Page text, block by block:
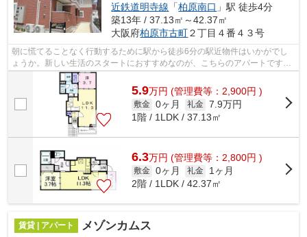
近鉄道明寺線 「柏原南口 」駅 徒歩4分
築13年 / 37.13㎡～42.37㎡
大阪府柏原市古町２丁目４番４３号
朝に慌てることなく行動するために駅から徒歩6分の駅近物件はいかがでし
ょうか。新しい生活のスタートにおすすめなのが、こちらのアパートです。
賃料10万円以下をご希望のお客様、ぜひ...
5.9万円 (管理費等：2,900円 )
敷金 0ヶ月 礼金 7.9万円
1階 / 1LDK / 37.13㎡
6.3万円 (管理費等：2,800円 )
敷金 0ヶ月 礼金
1ヶ月
2階 / 1LDK / 42.37㎡
賃貸 | アパート メゾンカムス